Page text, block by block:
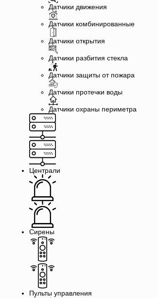
Датчики движения
Датчики комбинированные
Датчики открытия
Датчики разбития стекла
Датчики защиты от пожара
Датчики протечки воды
Датчики охраны периметра
Централи
Сирены
Пульты управления